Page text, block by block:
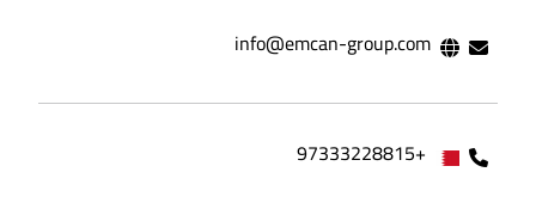
info@emcan-group.com
+97333228815